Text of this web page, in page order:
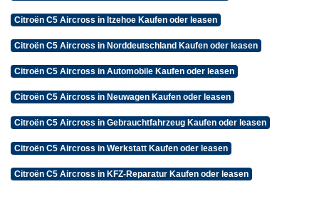
Citroën C5 Aircross in Itzehoe Kaufen oder leasen
Citroën C5 Aircross in Norddeutschland Kaufen oder leasen
Citroën C5 Aircross in Automobile Kaufen oder leasen
Citroën C5 Aircross in Neuwagen Kaufen oder leasen
Citroën C5 Aircross in Gebrauchtfahrzeug Kaufen oder leasen
Citroën C5 Aircross in Werkstatt Kaufen oder leasen
Citroën C5 Aircross in KFZ-Reparatur Kaufen oder leasen